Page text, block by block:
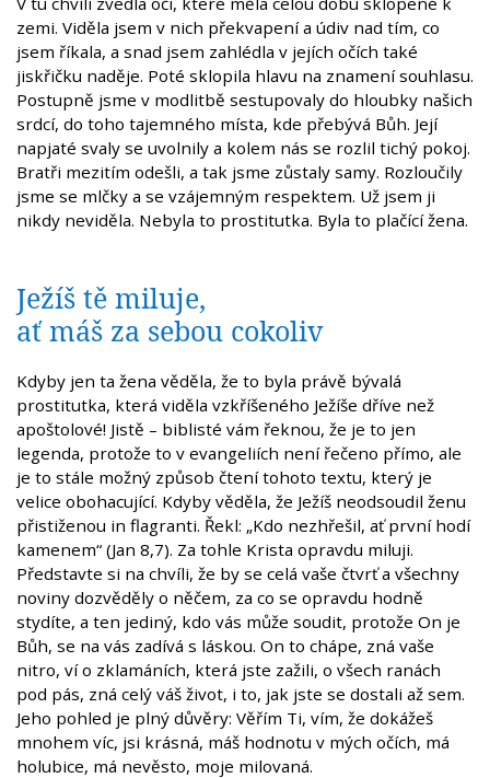
zemi. Viděla jsem v nich překvapení a údiv nad tím, co
jsem říkala, a snad jsem zahlédla v jejích očích také
jiskřičku naděje. Poté sklopila hlavu na znamení souhlasu.
Postupně jsme v modlitbě sestupovaly do hloubky našich
srdcí, do toho tajemného místa, kde přebývá Bůh. Její
napjaté svaly se uvolnily a kolem nás se rozlil tichý pokoj.
Bratři mezitím odešli, a tak jsme zůstaly samy. Rozloučily
jsme se mlčky a se vzájemným respektem. Už jsem ji
nikdy neviděla. Nebyla to prostitutka. Byla to plačící žena.
Ježíš tě miluje,
ať máš za sebou cokoliv
Kdyby jen ta žena věděla, že to byla právě bývalá
prostitutka, která viděla vzkříšeného Ježíše dříve než
apoštolové! Jistě – biblisté vám řeknou, že je to jen
legenda, protože to v evangeliích není řečeno přímo, ale
je to stále možný způsob čtení tohoto textu, který je
velice obohacující. Kdyby věděla, že Ježíš neodsoudil ženu
přistiženou in flagranti. Řekl: „Kdo nezhřešil, ať první hodí
kamenem“ (Jan 8,7). Za tohle Krista opravdu miluji.
Představte si na chvíli, že by se celá vaše čtvrť a všechny
noviny dozvěděly o něčem, za co se opravdu hodně
stydíte, a ten jediný, kdo vás může soudit, protože On je
Bůh, se na vás zadívá s láskou. On to chápe, zná vaše
nitro, ví o zklamáních, která jste zažili, o všech ranách
pod pás, zná celý váš život, i to, jak jste se dostali až sem.
Jeho pohled je plný důvěry: Věřím Ti, vím, že dokážeš
mnohem víc, jsi krásná, máš hodnotu v mých očích, má
holubice, má nevěsto, moje milovaná.